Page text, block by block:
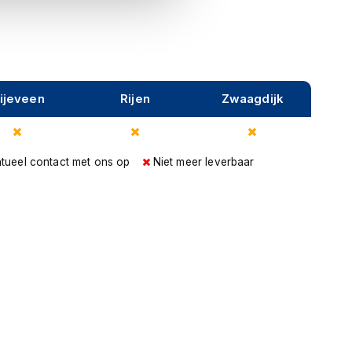
Rijen Zwaagdijk
contact met ons op Niet meer leverbaar